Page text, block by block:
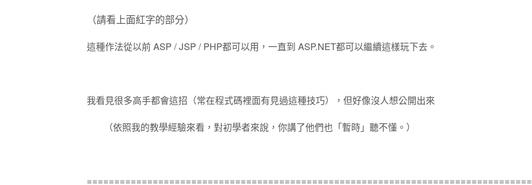
（請看上面紅字的部分）
這種作法從以前 ASP / JSP / PHP都可以用，一直到 ASP.NET都可以繼續這樣玩下去。
我看見很多高手都會這招（常在程式碼裡面有見過這種技巧），但好像沒人想公開出來
（依照我的教學經驗來看，對初學者來說，你講了他們也「暫時」聽不懂。）
=================================================================================